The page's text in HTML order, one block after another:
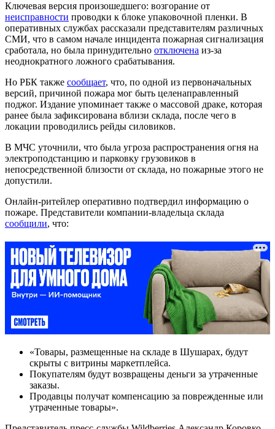
Ключевая версия произошедшего: возгорание от
неисправности проводки к блоке упаковочной пленки. В
оперативных службах рассказали представителям различных
СМИ, что в самом начале инцидента пожарная сигнализация
сработала, но была принудительно отключена из-за
неоднократного ложного срабатывания.
Но РБК также сообщает, что, по одной из первоначальных
версий, причиной пожара мог быть целенаправленный
поджог. Издание упоминает также о массовой драке, которая
ранее была зафиксирована вблизи склада, после чего в
локации проводились рейды силовиков.
В МЧС уточнили, что была угроза распространения огня на
электроподстанцию и парковку грузовиков в
непосредственной близости от склада, но пожарные этого не
допустили.
Онлайн-ритейлер оперативно подтвердил информацию о
пожаре. Представители компании-владельца склада
сообщили, что:
«Товары, размещенные на складе в Шушарах, будут
скрыты с витрины маркетплейса.
Покупателям будут возвращены деньги за утраченные
заказы.
Продавцы получат компенсацию за поврежденные или
утраченные товары».